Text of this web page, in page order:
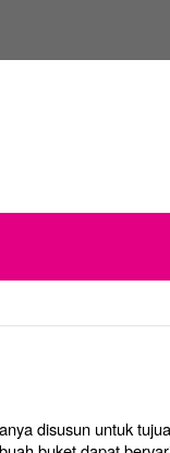
disusun untuk